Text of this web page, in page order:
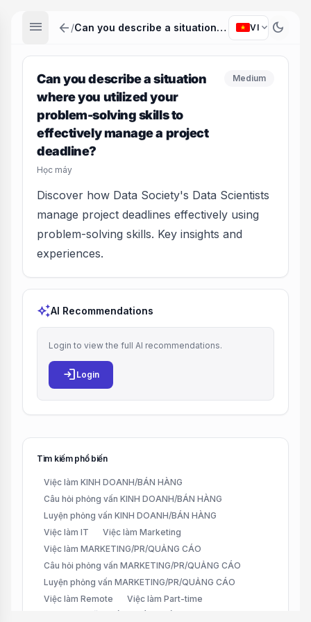
menu arrow_back / Can you describe a situation where you utilized your problem-solving skills to effectively manage a project deadline? VI expand_more dark_mode
Can you describe a situation
where you utilized your
problem-solving skills to
effectively manage a project
deadline?
Học máy
Medium
Discover how Data Society's Data Scientists
manage project deadlines effectively using
problem-solving skills. Key insights and
experiences.
auto_awesomeAI Recommendations
Login to view the full AI recommendations.
login Login
Tìm kiếm phổ biến
Việc làm KINH DOANH/BÁN HÀNG
Câu hỏi phỏng vấn KINH DOANH/BÁN HÀNG
Luyện phỏng vấn KINH DOANH/BÁN HÀNG
Việc làm IT
Việc làm Marketing
Việc làm MARKETING/PR/QUẢNG CÁO
Câu hỏi phỏng vấn MARKETING/PR/QUẢNG CÁO
Luyện phỏng vấn MARKETING/PR/QUẢNG CÁO
Việc làm Remote
Việc làm Part-time